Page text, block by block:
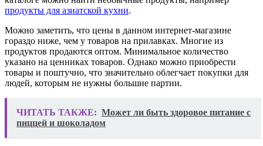
продукты для азиатской кухни.
Можно заметить, что цены в данном интернет-магазине
гораздо ниже, чем у товаров на прилавках. Многие из
продуктов продаются оптом. Минимальное количество
указано на ценниках товаров. Однако можно приобрести
товары и поштучно, что значительно облегчает покупки для
людей, которым не нужны большие партии.
ЧИТАТЬ ТАКЖЕ: Может ли быть здоровое питание с
пиццей и шоколадом